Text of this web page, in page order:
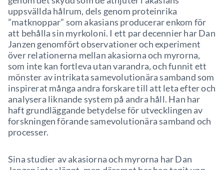
uppsvällda hålrum, dels genom proteinrika
”matknoppar” som akasians producerar enkom för
att behålla sin myrkoloni. I ett par decennier har Dan
Janzen genomfört observationer och experiment
över relationerna mellan akasiorna och myrorna,
som inte kan fortleva utan varandra, och funnit ett
mönster av intrikata samevolutionära samband som
inspirerat många andra forskare till att leta efter och
analysera liknande system på andra håll. Han har
haft grundläggande betydelse för utvecklingen av
forskningen förande samevolutionära samband och
processer.
Sina studier av akasiorna och myrorna har Dan